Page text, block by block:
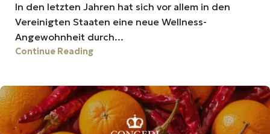
In den letzten Jahren hat sich vor allem in den
Vereinigten Staaten eine neue Wellness-
Angewohnheit durch...
Continue Reading